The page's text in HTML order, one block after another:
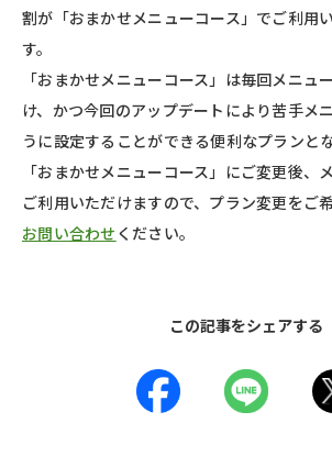
割が「おまかせメニューコース」でご利用
す。
「おまかせメニューコース」は毎回メニュ
け、かつ今回のアップデートにより苦手メ
うに設定することができる便利なプランと
「おまかせメニューコース」にご変更後、
ご利用いただけますので、プラン変更をご
お問い合わせ ください。
この記事をシェアする